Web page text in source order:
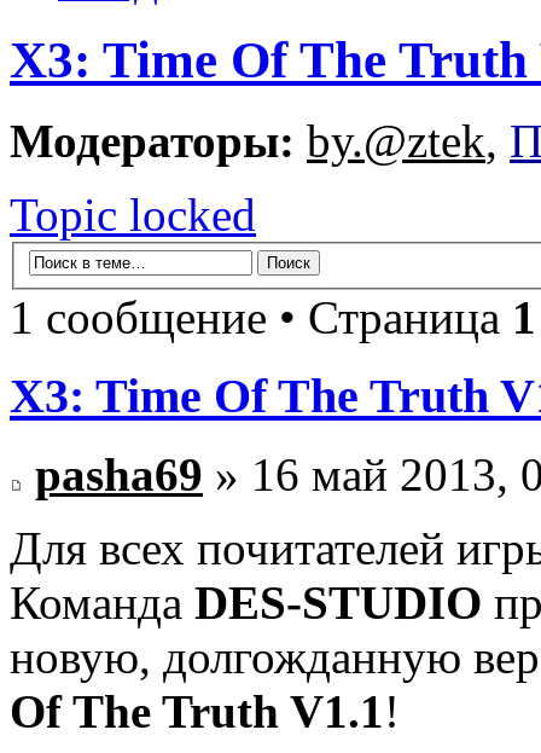
X3: Time Of The Truth
Модераторы: by.@ztek,
Topic locked
1 сообщение • Страница 1
X3: Time Of The Truth
pasha69 » 16 май 2013,
Для всех почитателей
Команда DES-STUDIO
новую, долгожданную
Of The Truth V1.1!